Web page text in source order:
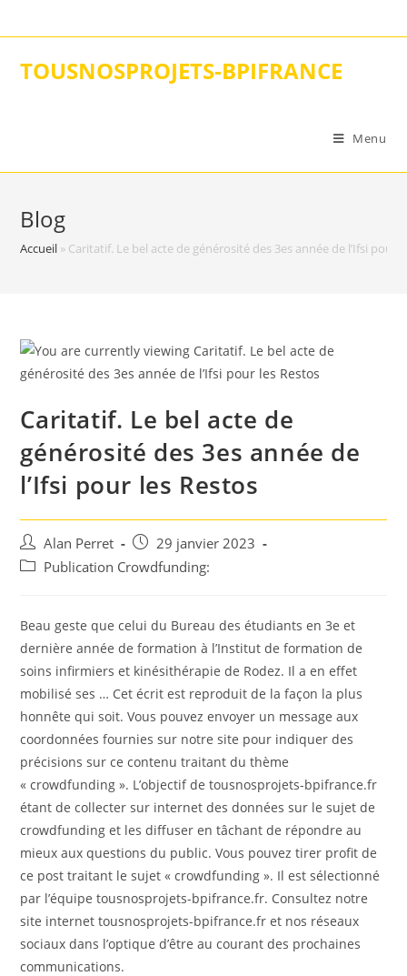
to
TOUSNOSPROJETS-BPIFRANCE
Menu
Blog
Accueil » Caritatif. Le bel acte de générosité des 3es année de l’Ifsi pour
Caritatif. Le bel acte de
générosité des 3es année de
l’Ifsi pour les Restos
Auteur/autrice
de
Alan Perret
Post
published:
29 janvier 2023
PostPublication Crowdfunding:
Beau geste que celui du Bureau des étudiants en 3e et
dernière année de formation à l’Institut de formation de
soins infirmiers et kinésithérapie de Rodez. Il a en effet
mobilisé ses … Cet écrit est reproduit de la façon la plus
honnête qui soit. Vous pouvez envoyer un message aux
coordonnées fournies sur notre site pour indiquer des
précisions sur ce contenu traitant du thème
« crowdfunding ». L’objectif de tousnosprojets-bpifrance.fr
étant de collecter sur internet des données sur le sujet de
crowdfunding et les diffuser en tâchant de répondre au
mieux aux questions du public. Vous pouvez tirer profit de
ce post traitant le sujet « crowdfunding ». Il est sélectionné
par l’équipe tousnosprojets-bpifrance.fr. Consultez notre
site internet tousnosprojets-bpifrance.fr et nos réseaux
sociaux dans l’optique d’être au courant des prochaines
communications.